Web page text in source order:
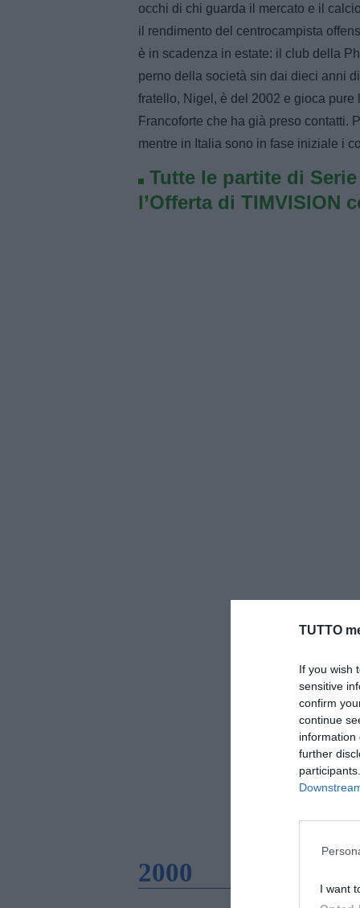
TUTTO
If you wish
sensitive
confirm
continue
information
further
I want
occhi di chi guarda il mercato e il
il rendimento del centrocampista
è in scadenza in estate: il club della
perno della società sin dai dieci anni
fratello, Nigel, è del 2002 e gioca
Francoforte che ha già preso contatti.
mentre in Italia sono in fase iniziale i
Tutte le partite di
l’Offerta di TIMVISION
2000